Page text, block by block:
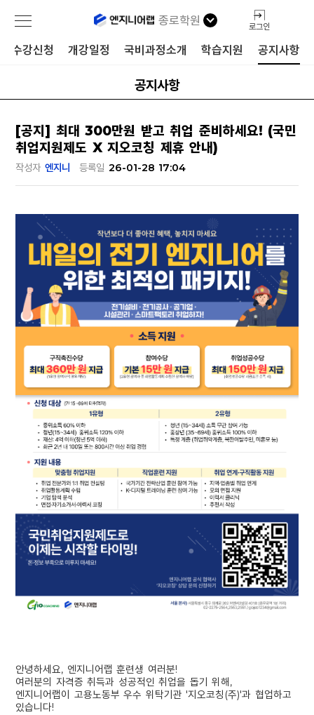
종로학원 로그인
수강신청 개강일정 국비과정소개 학습지원 공지사항
공지사항
[공지] 최대 300만원 받고 취업 준비하세요! (국민
취업지원제도 X 지오코칭 제휴 안내)
작성자 엔지니 등록일 26-01-28 17:04
안녕하세요, 엔지니어랩 훈련생 여러분!
여러분의 자격증 취득과 성공적인 취업을 돕기 위해,
엔지니어랩이 고용노동부 우수 위탁기관 '지오코칭(주)'과 협업하고
있습니다!